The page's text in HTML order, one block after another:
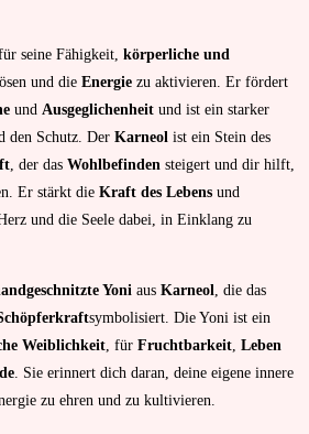
seine Fähigkeit, körperliche und
und die Energie zu aktivieren. Er fördert
und Ausgeglichenheit und ist ein starker
den Schutz. Der Karneol ist ein Stein des
, der das Wohlbefinden steigert und dir hilft,
Er stärkt die Kraft des Lebens und
und die Seele dabei, in Einklang zu
Yoni aus Karneol, die das
symbolisiert. Die Yoni ist ein
Weiblichkeit, für Fruchtbarkeit, Leben
. Sie erinnert dich daran, deine eigene innere
zu ehren und zu kultivieren.